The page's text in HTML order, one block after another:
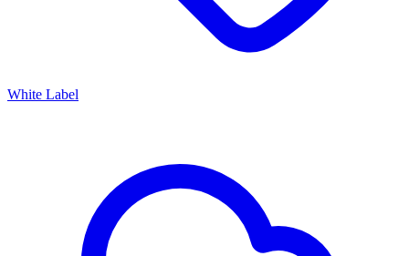
White Label